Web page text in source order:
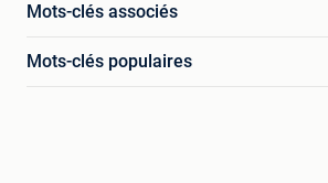
Mots-clés associés
Mots-clés populaires